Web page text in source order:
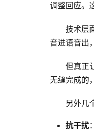
调整回应。
技术层
音进语音出
但真正
无缝完成的
另外几
抗干扰